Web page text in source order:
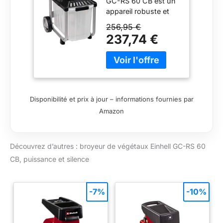
appareil robuste et
puissant qui permet
de broyer
silencieusement et
avec un débit
épais) résultant de la
branchages et de
coupe résistant et
large. Grâce à son
châssis solide monté
sur roues et à sa
256,95 €
237,74 €
Disponibilité et prix à jour – informations fournies par
Amazon
Découvrez d’autres : broyeur de végétaux Einhell GC-RS 60
CB, puissance et silence
-7% -10%